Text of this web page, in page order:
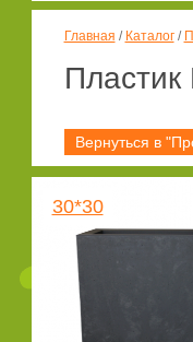
Главная / Каталог/
Вернуться в
30*30